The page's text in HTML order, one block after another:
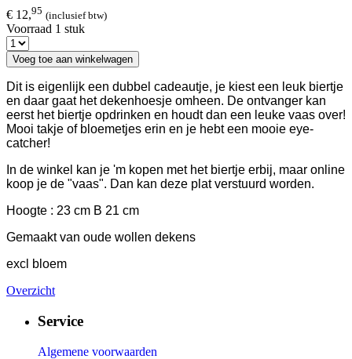
€ 12,95 (inclusief btw)
Voorraad 1 stuk
Voeg toe aan winkelwagen
Dit is eigenlijk een dubbel cadeautje, je kiest een leuk biertje
en daar gaat het dekenhoesje omheen. De ontvanger kan
eerst het biertje opdrinken en houdt dan een leuke vaas over!
Mooi takje of bloemetjes erin en je hebt een mooie eye-
catcher!
In de winkel kan je 'm kopen met het biertje erbij, maar online
koop je de "vaas". Dan kan deze plat verstuurd worden.
Hoogte : 23 cm B 21 cm
Gemaakt van oude wollen dekens
excl bloem
Overzicht
Service
Algemene voorwaarden